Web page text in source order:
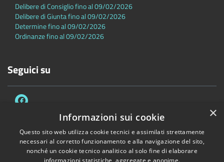
Delibere di Consiglio fino al 09/02/2026
Delibere di Giunta fino al 09/02/2026
Determine fino al 09/02/2026
Ordinanze fino al 09/02/2026
Seguici su
Accessibilità Privacy Cookie
Mappa del sito
Dichiarazione di accessibilità
×
Informazioni sui cookie
Questo sito web utilizza cookie tecnici e assimilati strettamente
necessari al corretto funzionamento e alla navigazione del sito,
nonché un cookie tecnico analitico al solo fine di elaborare
informazioni statistiche, aggregate e anonime.